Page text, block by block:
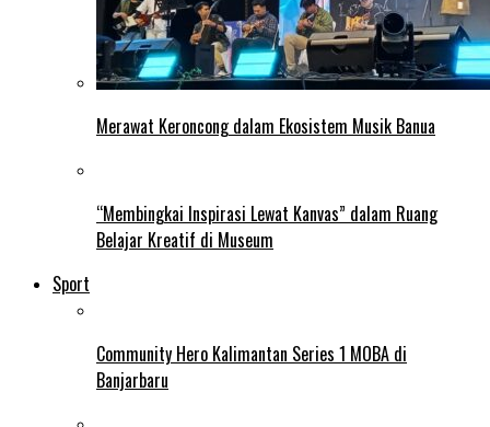
Merawat Keroncong dalam Ekosistem Musik Banua
“Membingkai Inspirasi Lewat Kanvas” dalam Ruang
Belajar Kreatif di Museum
Sport
Community Hero Kalimantan Series 1 MOBA di
Banjarbaru